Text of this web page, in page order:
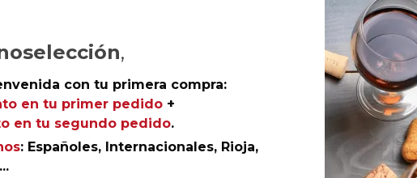
más importantes de Ribera del Duero. Su tinto
fue Excelente en esta denominación. Nace de
fama de la región: Pesquera de Duero (Valladolid) y
,
con tu primera compra:
en tu primer pedido+
en tu segundo pedido.
: Españoles, Internacionales, Rioja,